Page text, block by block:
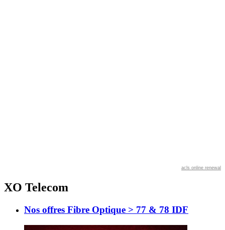
acls online renewal
XO Telecom
Nos offres Fibre Optique > 77 & 78 IDF